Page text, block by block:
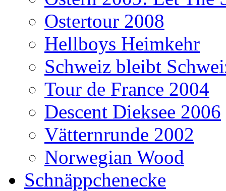
Ostertour 2008
Hellboys Heimkehr
Schweiz bleibt
Tour de France 2004
Descent Dieksee 2006
Vätternrunde 2002
Norwegian Wood
Schnäppchenecke